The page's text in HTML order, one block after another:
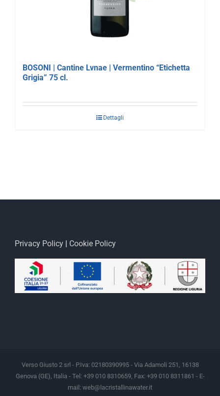
BOSONI | Cantine Lvnae | Vermentino “Etichetta
Grigia” 75 cl.
Dettagli
Privacy Policy | Cookie Policy
Verso Giusto 2 srl - P.Iva: 02180390995 - Via Adamoli 251, 16138
Genova (GE), Italia - Tel: +39 010 8310659, Fax: +39 010 8311861 - E-
mail: web@lacristallinawater.it